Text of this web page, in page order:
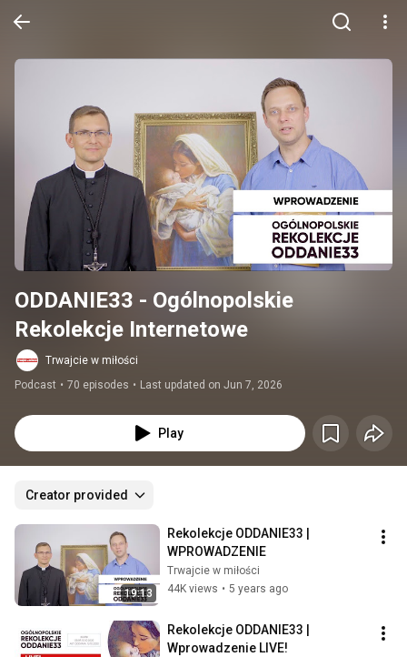
ODDANIE33 - Ogólnopolskie
Rekolekcje Internetowe
Trwajcie w miłości
Podcast • 70 episodes • Last updated on Jun 7, 2026
Play
Creator provided
19:13
Rekolekcje ODDANIE33 |
WPROWADZENIE
Trwajcie w miłości
44K views • 5 years ago
Rekolekcje ODDANIE33 |
Wprowadzenie LIVE!